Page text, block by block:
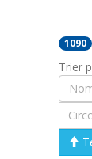
1090
Trier